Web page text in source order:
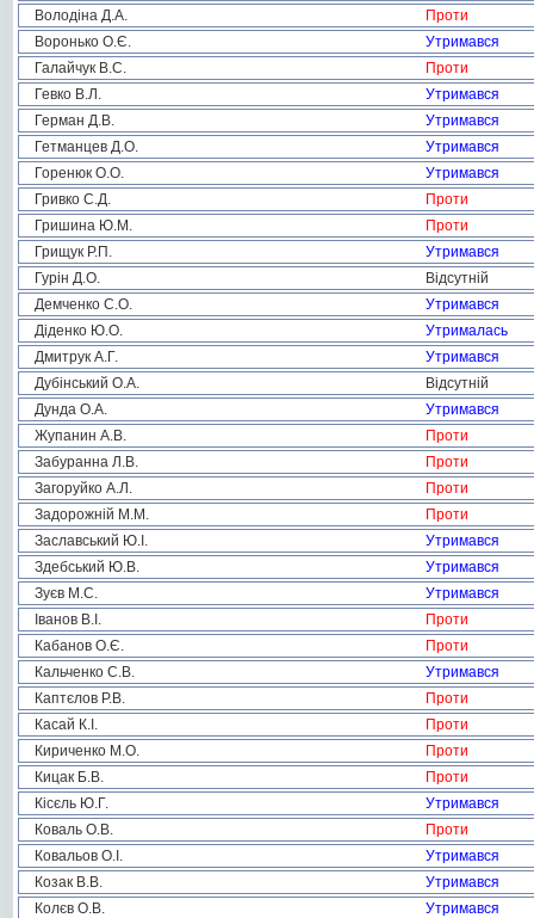
Володіна Д.А.
Проти
Воронько О.Є.
Утримався
Галайчук В.С.
Проти
Гевко В.Л.
Утримався
Герман Д.В.
Утримався
Гетманцев Д.О.
Утримався
Горенюк О.О.
Утримався
Гривко С.Д.
Проти
Гришина Ю.М.
Проти
Грищук Р.П.
Утримався
Гурін Д.О.
Відсутній
Демченко С.О.
Утримався
Діденко Ю.О.
Утрималась
Дмитрук А.Г.
Утримався
Дубінський О.А.
Відсутній
Дунда О.А.
Утримався
Жупанин А.В.
Проти
Забуранна Л.В.
Проти
Загоруйко А.Л.
Проти
Задорожній М.М.
Проти
Заславський Ю.І.
Утримався
Здебський Ю.В.
Утримався
Зуєв М.С.
Утримався
Іванов В.І.
Проти
Кабанов О.Є.
Проти
Кальченко С.В.
Утримався
Каптєлов Р.В.
Проти
Касай К.І.
Проти
Кириченко М.О.
Проти
Кицак Б.В.
Проти
Кісєль Ю.Г.
Утримався
Коваль О.В.
Проти
Ковальов О.І.
Утримався
Козак В.В.
Утримався
Колєв О.В.
Утримався